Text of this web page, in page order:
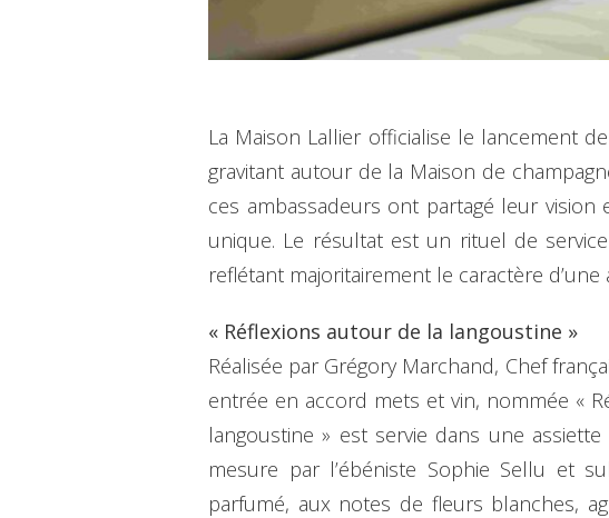
La Maison Lallier officialise le lancement
gravitant autour de la Maison de
ces ambassadeurs ont partagé leur
unique. Le résultat est un rituel de
reflétant majoritairement le caractère d’une
« Réflexions autour de la langoustine »
Réalisée par Grégory Marchand, Chef
entrée en accord mets et vin, nommée «
langoustine » est servie dans une
mesure par l’ébéniste Sophie Sellu et
parfumé, aux notes de fleurs blanches,